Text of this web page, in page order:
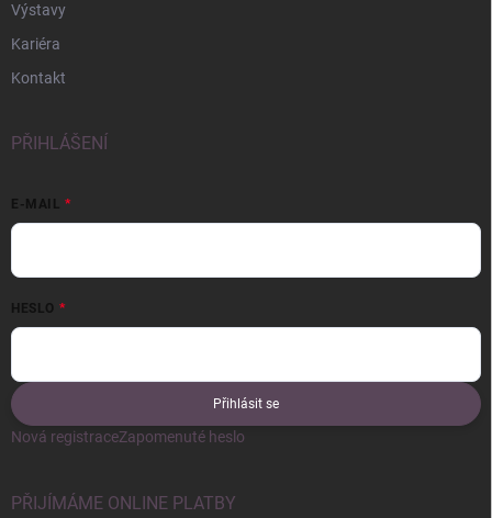
Výstavy
Kariéra
Kontakt
PŘIHLÁŠENÍ
E-MAIL
HESLO
Přihlásit se
Nová registraceZapomenuté heslo
PŘIJÍMÁME ONLINE PLATBY